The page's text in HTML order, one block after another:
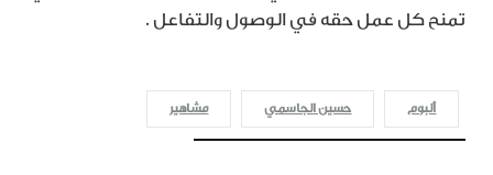
تمنح كل عمل حقه في الوصول والتفاعل .
ألبوم حسين الجاسمي مشاهير